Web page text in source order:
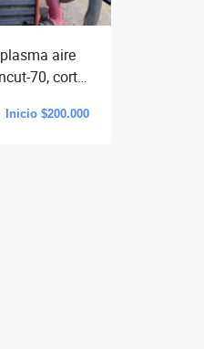
aire
70, corte
Inicio $200.000